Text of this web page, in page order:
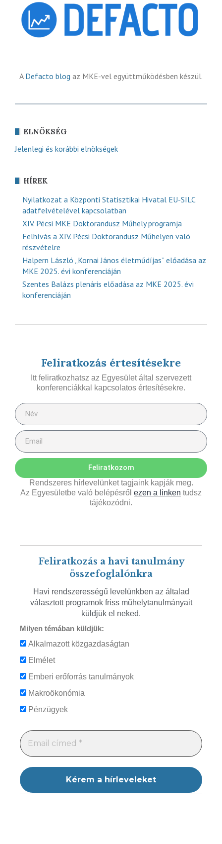
A Defacto blog az MKE-vel együttműködésben készül.
ELNÖKSÉG
Jelenlegi és korábbi elnökségek
HÍREK
Nyilatkozat a Központi Statisztikai Hivatal EU-SILC
adatfelvételével kapcsolatban
XIV. Pécsi MKE Doktorandusz Műhely programja
Felhívás a XIV. Pécsi Doktorandusz Műhelyen való
részvételre
Halpern László „Kornai János életműdíjas” előadása az
MKE 2025. évi konferenciáján
Szentes Balázs plenáris előadása az MKE 2025. évi
konferenciáján
Feliratkozás értesítésekre
Itt feliratkozhatsz az Egyesület által szervezett
konferenciákkal kapcsolatos értesítésekre.
Feliratkozom
Rendszeres hírlevelünket tagjaink kapják meg.
Az Egyesületbe való belépésről ezen a linken tudsz
tájékozódni.
Feliratkozás a havi tanulmány
összefoglalónkra
Havi rendszerességű levelünkben az általad
választott programok friss műhelytanulmányait
küldjük el neked.
Milyen témában küldjük:
Alkalmazott közgazdaságtan
Elmélet
Emberi erőforrás tanulmányok
Makroökonómia
Pénzügyek